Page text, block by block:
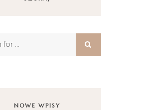
NOWE WPISY